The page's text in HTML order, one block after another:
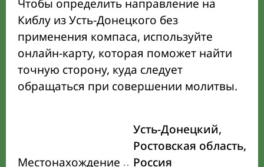
Чтобы определить направление на
Киблу из Усть-Донецкого без
применения компаса, используйте
онлайн-карту, которая поможет найти
точную сторону, куда следует
обращаться при совершении молитвы.
Местонахождение
Усть-Донецкий,
Ростовская область,
Россия